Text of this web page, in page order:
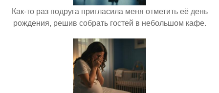
Как-то раз подруга пригласила меня отметить её день
рождения, решив собрать гостей в небольшом кафе.